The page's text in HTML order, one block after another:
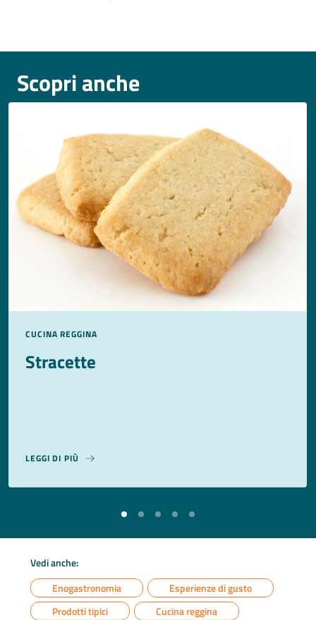
Scopri anche
CUCINA REGGINA
Stracette
LEGGI DI PIÙ
Vedi anche:
Enogastronomia
Esperienze di gusto
Prodotti tipici
Cucina reggina